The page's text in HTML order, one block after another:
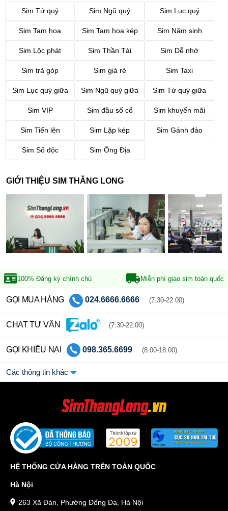
Sim Tứ quý Sim Ngũ quý Sim Lục quý
Sim Tam hoa Sim Tam hoa kép Sim Năm sinh
Sim Lộc phát Sim Thần Tài Sim Dễ nhớ
Sim trả góp Sim giá rẻ Sim Taxi
Sim Lục quý giữa Sim Ngũ quý giữa Sim Tứ quý giữa
Sim VIP Sim đầu số cổ Sim khuyến mãi
Sim Tiến lên Sim Lặp kép Sim Gánh đảo
Sim Số độc Sim Ông Địa
GIỚI THIỆU SIM THĂNG LONG
100% Đăng ký chính chủ Miễn phí giao sim toàn quốc
GỌI MUA HÀNG 024.6666.6666 (7:30-22:00)
CHAT TƯ VẤN (7:30-22:00)
GỌI KHIẾU NẠI 098.365.6699 (8:00-18:00)
Các thông tin khác
HỆ THỐNG CỬA HÀNG TRÊN TOÀN QUỐC
Hà Nội
263 Xã Đàn, Phường Đống Đa, Hà Nội